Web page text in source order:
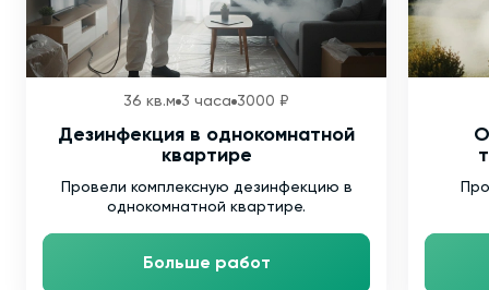
36 кв.м 3 часа 3000 ₽
Дезинфекция в однокомнатной
квартире
Провели комплексную дезинфекцию в
однокомнатной квартире.
Больше работ